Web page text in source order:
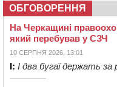
ОБГОВОРЕННЯ
На Черкащині
який перебував у СЗЧ
10 СЕРПНЯ 2026, 13:01
І: І два бугаї держать за